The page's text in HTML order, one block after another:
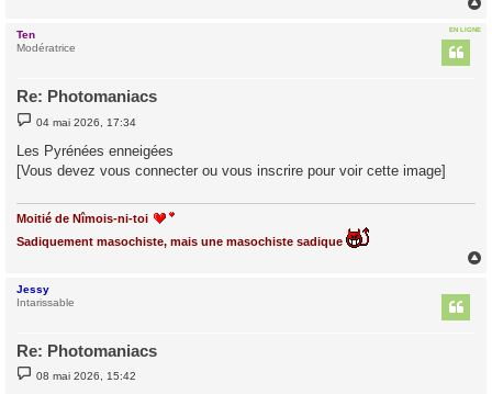
EN LIGNE
Ten
Modératrice
Re: Photomaniacs
M
e
s
a
04 mai 2026, 17:34
Les Pyrénées enneigées
[Vous devez vous connecter ou vous inscrire pour voir cette image]
Moitié de Nîmois-ni-toi
Sadiquement masochiste, mais une masochiste sadique
Jessy
Intarissable
Re: Photomaniacs
M
e
08 mai 2026, 15:42